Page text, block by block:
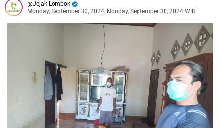
Jejak Lombok
Monday, September 30, 2024, Monday, September 30, 2024 WIB